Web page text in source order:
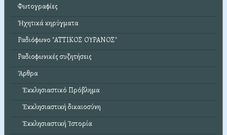
Φωτογραφίες
Ἠχητικά κηρύγματα
Ραδιόφωνο "ΑΤΤΙΚΟΣ ΟΥΡΑΝΟΣ"
Ραδιοφωνικές συζητήσεις
Ἄρθρα
Ἐκκλησιαστικό Πρόβλημα
Ἐκκλησιαστική δικαιοσύνη
Ἐκκλησιαστική Ἱστορία